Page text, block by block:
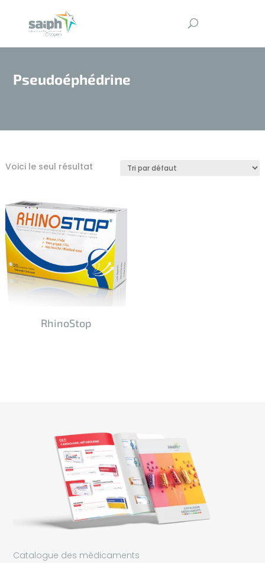
Pseudoéphédrine
Voici le seul résultat
RhinoStop
Catalogue des médicaments